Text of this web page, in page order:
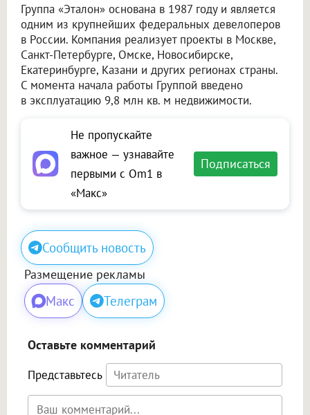
Группа «Эталон» основана в 1987 году и является
одним из крупнейших федеральных девелоперов
в России. Компания реализует проекты в Москве,
Санкт-Петербурге, Омске, Новосибирске,
Екатеринбурге, Казани и других регионах страны.
С момента начала работы Группой введено
в эксплуатацию 9,8 млн кв. м недвижимости.
Не пропускайте
важное — узнавайте
первыми с Om1 в
«Макс»
Подписаться
Сообщить новость
Размещение рекламы
Макс Телеграм
Оставьте комментарий
Представьтесь